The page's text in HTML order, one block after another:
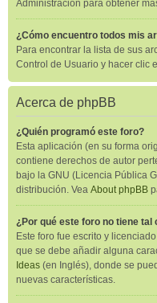
Administración para obtener
¿Cómo encuentro todos mis
Para encontrar la lista de sus
Control de Usuario y hacer clic
Acerca de phpBB
¿Quién programó este foro?
Esta aplicación (en su forma
contiene derechos de autor
bajo la GNU (Licencia Pública
distribución. Vea About phpBB
¿Por qué este foro no tiene tal
Este foro fue escrito y
que se debe añadir alguna
Ideas (en Inglés), donde se
nuevas características.